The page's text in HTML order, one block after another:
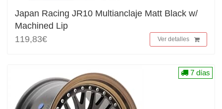
Japan Racing JR10 Multianclaje Matt Black w/
Machined Lip
119,83€
Ver detalles
7 días